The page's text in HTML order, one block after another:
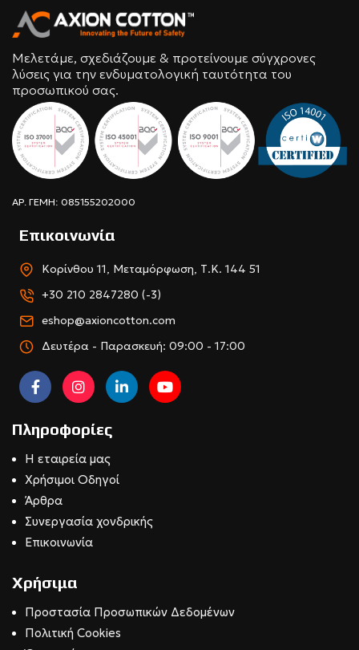
Μελετάμε, σχεδιάζουμε & προτείνουμε σύγχρονες
λύσεις για την ενδυματολογική ταυτότητα του
προσωπικού σας.
ΑΡ. ΓΕΜΗ: 085155202000
Επικοινωνία
Κορίνθου 11, Μεταμόρφωση, Τ.Κ. 144 51
+30 210 2847280 (-3)
eshop@axioncotton.com
Δευτέρα - Παρασκευή: 09:00 - 17:00
Πληροφορίες
Η εταιρεία μας
Χρήσιμοι Οδηγοί
Άρθρα
Συνεργασία χονδρικής
Επικοινωνία
Χρήσιμα
Προστασία Προσωπικών Δεδομένων
Πολιτική Cookies